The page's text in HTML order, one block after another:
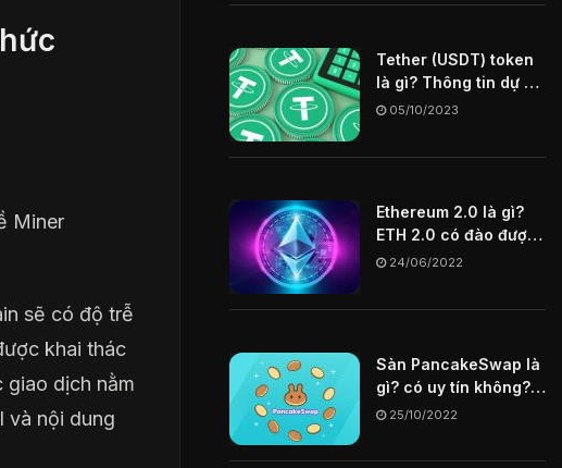
Miner
sẽ có độ trễ
khai thác
giao dịch nằm
và nội dung
Tether (USDT) token
là gì? Thông tin dự án
USDT coin
05/10/2023
Ethereum 2.0 là gì?
ETH 2.0 có đào được
không? Tìm hiểu chi
24/06/2022
Sàn PancakeSwap là
gì? có uy tín không?
Hướng dẫn cách mua
25/10/2022